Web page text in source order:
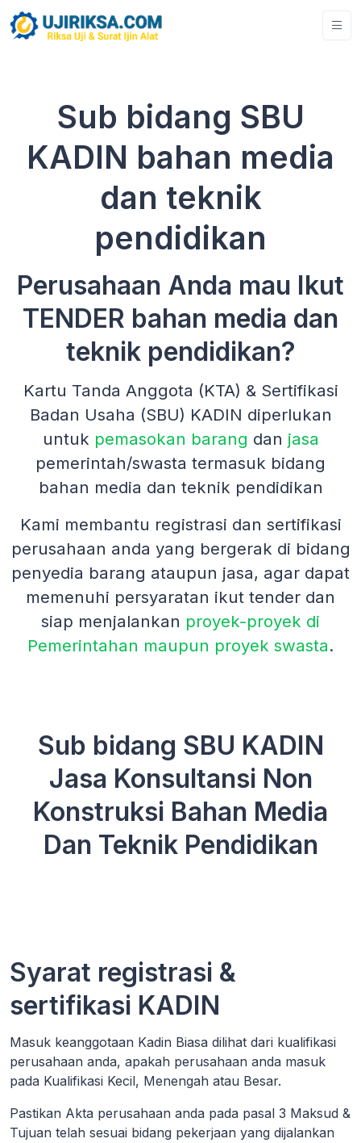
Sub bidang SBU
KADIN bahan media
dan teknik
pendidikan
Perusahaan Anda mau Ikut
TENDER bahan media dan
teknik pendidikan?
Kartu Tanda Anggota (KTA) & Sertifikasi
Badan Usaha (SBU) KADIN diperlukan
untuk pemasokan barang dan jasa
pemerintah/swasta termasuk bidang
bahan media dan teknik pendidikan
Kami membantu registrasi dan sertifikasi
perusahaan anda yang bergerak di bidang
penyedia barang ataupun jasa, agar dapat
memenuhi persyaratan ikut tender dan
siap menjalankan proyek-proyek di
Pemerintahan maupun proyek swasta.
Sub bidang SBU KADIN
Jasa Konsultansi Non
Konstruksi Bahan Media
Dan Teknik Pendidikan
Syarat registrasi &
sertifikasi KADIN
Masuk keanggotaan Kadin Biasa dilihat dari kualifikasi
perusahaan anda, apakah perusahaan anda masuk
pada Kualifikasi Kecil, Menengah atau Besar.
Pastikan Akta perusahaan anda pada pasal 3 Maksud &
Tujuan telah sesuai bidang pekerjaan yang dijalankan